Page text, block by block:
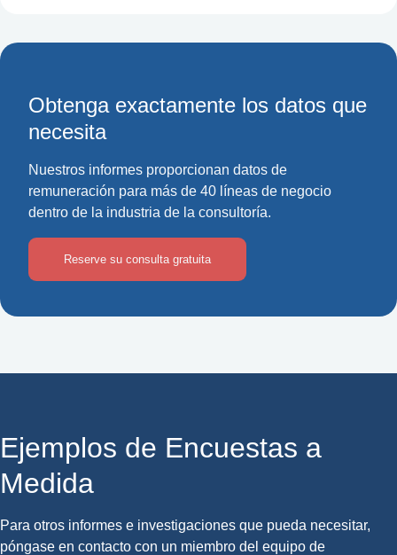
Obtenga exactamente los datos que
necesita
Nuestros informes proporcionan datos de
remuneración para más de 40 líneas de negocio
dentro de la industria de la consultoría.
Reserve su consulta gratuita
Ejemplos de Encuestas a
Medida
Para otros informes e investigaciones que pueda necesitar,
póngase en contacto con un miembro del equipo de